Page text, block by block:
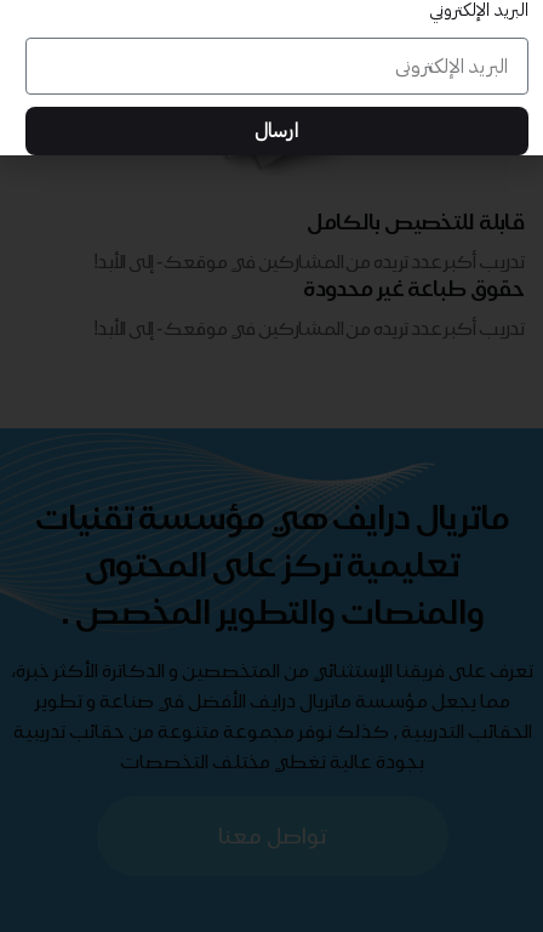
قابلة للتخصيص بالكامل
تدريب أكبر عدد تريده من المشاركين في موقعك - ​​إلى الأبد!
حقوق طباعة غير محدودة
تدريب أكبر عدد تريده من المشاركين في موقعك - ​​إلى الأبد!
ماتريال درايف هي مؤسسة تقنيات
تعليمية تركز على المحتوى
والمنصات والتطوير المخصص .
تعرف على فريقنا الإستثنائي من المتخصصين و الدكاترة الأكثر خبرة،
مما يجعل مؤسسة ماتريال درايف الأفضل في صناعة و تطوير
الحقائب التدريبية , كذلك نوفر مجموعة متنوعة من حقائب تدريبية
بجودة عالية تغطي مختلف التخصصات
تواصل معنا
البريد الإلكتروني
ارسال